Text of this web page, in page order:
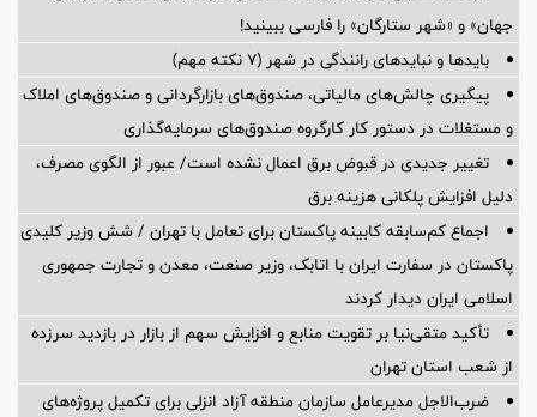
جهان» و «شهر ستارگان» را فارسی ببینید!
بایدها و نبایدهای رانندگی در شهر (۷ نکته مهم)
پیگیری چالش‌های مالیاتی، صندوق‌های بازارگردانی و صندوق‌های املاک
و مستغلات در دستور کار کارگروه صندوق‌های سرمایه‌گذاری
تغییر جدیدی در قبوض برق اعمال نشده است/ عبور از الگوی مصرف،
دلیل افزایش پلکانی هزینه برق
اجماع کم‌سابقه کابینه پاکستان برای تعامل با تهران / شش وزیر کلیدی
پاکستان در سفارت ایران با اتابک، وزیر صنعت، معدن و تجارت جمهوری
اسلامی ایران دیدار کردند
تأکید متقی‌نیا بر تقویت منابع و افزایش سهم از بازار در بازدید سرزده
از شعب استان تهران
ضرب‌الاجل مدیرعامل سازمان منطقه آزاد انزلی برای تكمیل پروژه‌های